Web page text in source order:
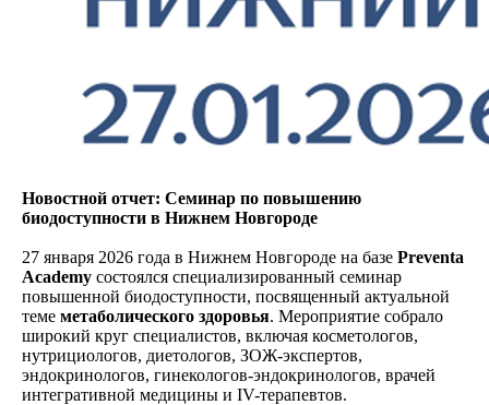
Новостной отчет: Семинар по повышению
биодоступности в Нижнем Новгороде
27 января 2026 года в Нижнем Новгороде на базе Preventa
Academy состоялся специализированный семинар
повышенной биодоступности, посвященный актуальной
теме метаболического здоровья. Мероприятие собрало
широкий круг специалистов, включая косметологов,
нутрициологов, диетологов, ЗОЖ-экспертов,
эндокринологов, гинекологов-эндокринологов, врачей
интегративной медицины и IV-терапевтов.